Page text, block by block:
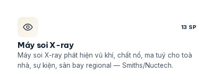
13 SP
Máy soi X-ray
Máy soi X-ray phát hiện vũ khí, chất nổ, ma tuý cho toà
nhà, sự kiện, sân bay regional — Smiths/Nuctech.